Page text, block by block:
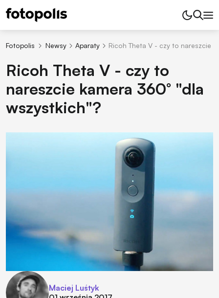
Fotopolis Newsy Aparaty Ricoh Theta V - czy to nareszcie
Ricoh Theta V - czy to
nareszcie kamera 360° "dla
wszystkich"?
Maciej Luśtyk